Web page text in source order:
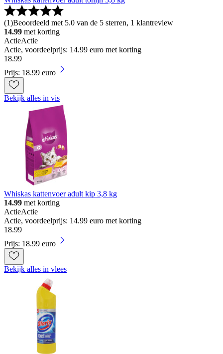
(1)Beoordeeld met 5.0 van de 5 sterren, 1 klantreview
14.99 met korting
ActieActie
Actie, voordeelprijs: 14.99 euro met korting
18.99
Prijs: 18.99 euro
Bekijk alles in vis
Whiskas kattenvoer adult kip 3,8 kg
14.99 met korting
ActieActie
Actie, voordeelprijs: 14.99 euro met korting
18.99
Prijs: 18.99 euro
Bekijk alles in vlees